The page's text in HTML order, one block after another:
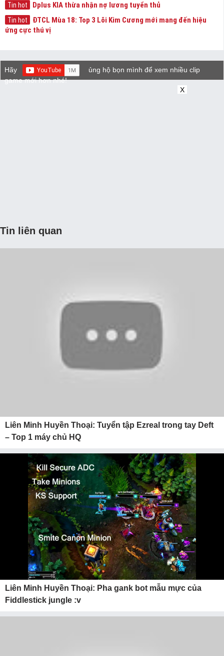
Tin hot Dplus KIA thừa nhận nợ lương tuyển thủ
Tin hot
ĐTCL Mùa 18: Top 3 Lõi Kim Cương mới mang đến hiệu
ứng cực thú vị
Hãy
ủng hộ bọn mình để xem nhiều clip
game mới hơn nhé!
X
Tin liên quan
Liên Minh Huyền Thoại: Tuyển tập Ezreal trong tay Deft
– Top 1 máy chủ HQ
Liên Minh Huyền Thoại: Pha gank bot mẫu mực của
Fiddlestick jungle :v